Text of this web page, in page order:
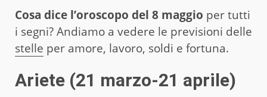
Cosa dice l’oroscopo del 8 maggio per tutti
i segni? Andiamo a vedere le previsioni delle
stelle per amore, lavoro, soldi e fortuna.
Ariete (21 marzo-21 aprile)